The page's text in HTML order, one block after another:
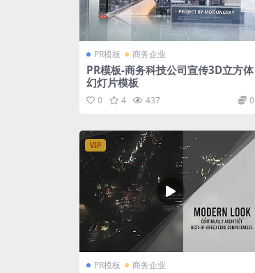
PR模板 商务企业
PR模板-商务科技公司宣传3D立方体
幻灯片模板
0 4 437 0
VIP
PR模板 商务企业